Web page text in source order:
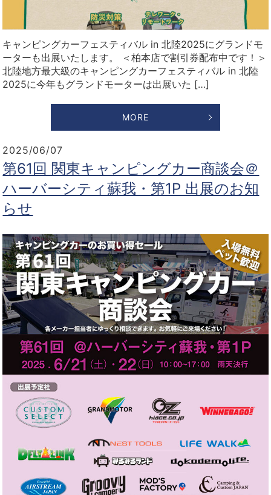
キャンピングカーフェスティバル in 北陸2025にグランドモ
ーターも出展いたします。 ＜柏本店で割引券配布中です！＞
北陸地方最大級のキャンピングカーフェスティバル in 北陸
2025に今年もグランドモーターは出展いた […]
MORE
2025/06/07
第61回 関東キャンピングカー商談会＠
ハーバーシティ蘇我・第1P 出展のお知
らせ